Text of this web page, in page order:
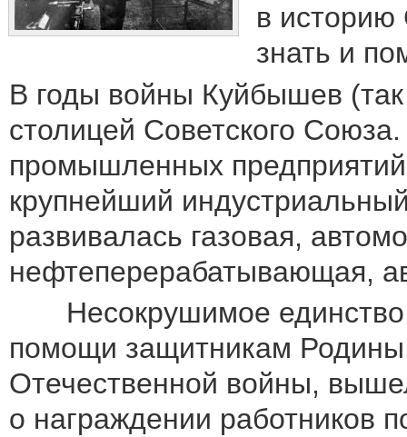
в
знать и
В годы войны Куйбышев
столицей Советского
промышленных
крупнейший
развивалась газовая,
нефтеперерабатывающая,
Несокрушимое единство
помощи защитникам
Отечественной войны,
о награждении работников